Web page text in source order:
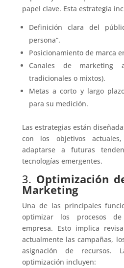
papel clave. Esta estrategia
Definición clara del
persona”.
Posicionamiento de marca
Canales de marketing
tradicionales o mixtos).
Metas a corto y largo
para su medición.
Las estrategias están
con los objetivos
adaptarse a futuras
tecnologías emergentes.
3. Optimización
Marketing
Una de las principales
optimizar los procesos
empresa. Esto implica
actualmente las campañas,
asignación de recursos.
optimización incluyen: